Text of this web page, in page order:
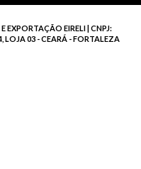
EIRELI | CNPJ:
LOJA 03 - CEARÁ - FORTALEZA